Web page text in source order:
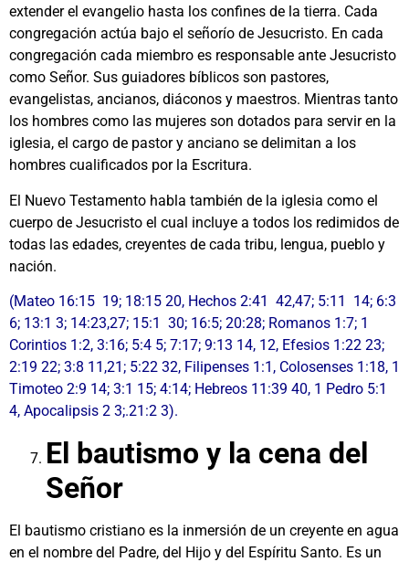
extender el evangelio hasta los confines de la tierra. Cada
congregación actúa bajo el señorío de Jesucristo. En cada
congregación cada miembro es responsable ante Jesucristo
como Señor. Sus guiadores bíblicos son pastores,
evangelistas, ancianos, diáconos y maestros. Mientras tanto
los hombres como las mujeres son dotados para servir en la
iglesia, el cargo de pastor y anciano se delimitan a los
hombres cualificados por la Escritura.
El Nuevo Testamento habla también de la iglesia como el
cuerpo de Jesucristo el cual incluye a todos los redimidos de
todas las edades, creyentes de cada tribu, lengua, pueblo y
nación.
(Mateo 16:15 19; 18:15 20, Hechos 2:41 42,47; 5:11 14; 6:3
6; 13:1 3; 14:23,27; 15:1 30; 16:5; 20:28; Romanos 1:7; 1
Corintios 1:2, 3:16; 5:4 5; 7:17; 9:13 14, 12, Efesios 1:22 23;
2:19 22; 3:8 11,21; 5:22 32, Filipenses 1:1, Colosenses 1:18, 1
Timoteo 2:9 14; 3:1 15; 4:14; Hebreos 11:39 40, 1 Pedro 5:1
4, Apocalipsis 2 3;.21:2 3).
El bautismo y la cena del
Señor
El bautismo cristiano es la inmersión de un creyente en agua
en el nombre del Padre, del Hijo y del Espíritu Santo. Es un